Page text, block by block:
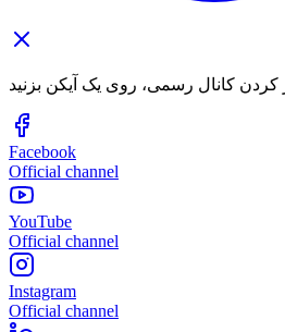
Facebook
Official channel
YouTube
Official channel
Instagram
Official channel